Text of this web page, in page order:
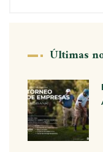
Últimas